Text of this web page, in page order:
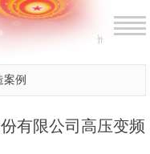
案例
有限公司高压变频